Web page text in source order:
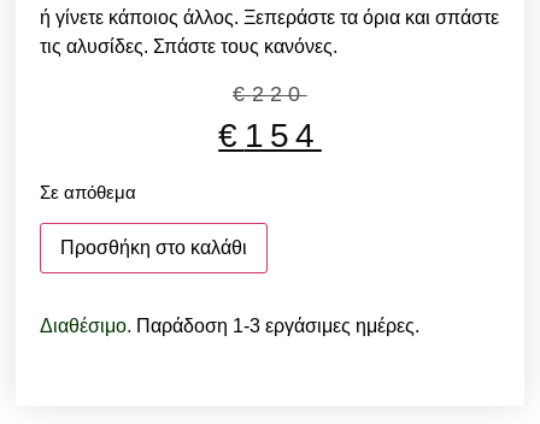
ή γίνετε κάποιος άλλος. Ξεπεράστε τα όρια και σπάστε
τις αλυσίδες. Σπάστε τους κανόνες.
€220
€ 154
Σε απόθεμα
Προσθήκη στο καλάθι
Διαθέσιμο. Παράδοση 1-3 εργάσιμες ημέρες.